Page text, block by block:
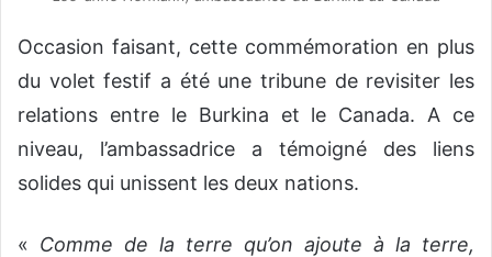
Occasion faisant, cette commémoration en plus
du volet festif a été une tribune de revisiter les
relations entre le Burkina et le Canada. A ce
niveau, l’ambassadrice a témoigné des liens
solides qui unissent les deux nations.
« Comme de la terre qu’on ajoute à la terre,